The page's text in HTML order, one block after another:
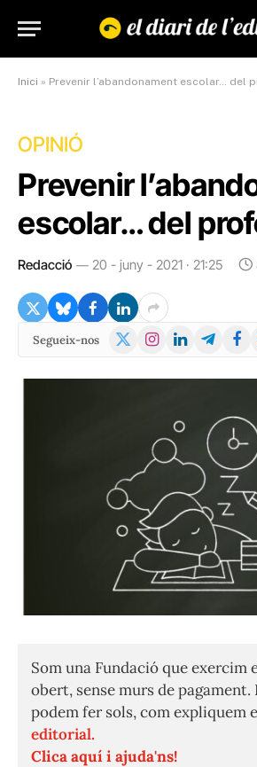
Inici » Prevenir l’abandonament escolar… del
OPINIÓ
Prevenir
escolar… del
Redacció 20 - juny - 2021 · 21:25
Segueix-nos
X
Instagram
LinkedInTelegram
Som una Fundació que exercim
obert, sense murs de pagament.
podem fer sols, com expliquem
editorial.
Clica aquí i ajuda'ns!